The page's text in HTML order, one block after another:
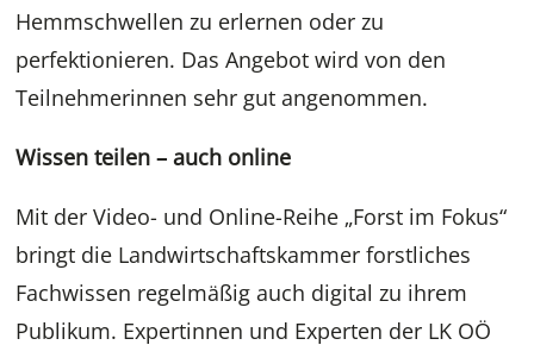
Hemmschwellen zu erlernen oder zu
perfektionieren. Das Angebot wird von den
Teilnehmerinnen sehr gut angenommen.
Wissen teilen – auch online
Mit der Video- und Online-Reihe „Forst im Fokus“
bringt die Landwirtschaftskammer forstliches
Fachwissen regelmäßig auch digital zu ihrem
Publikum. Expertinnen und Experten der LK OÖ